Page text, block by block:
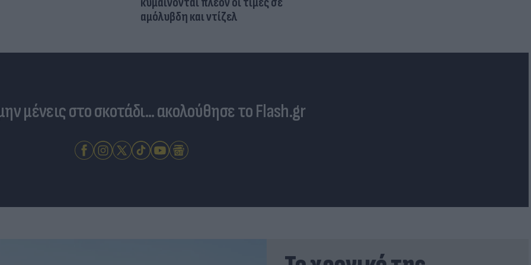
αμόλυβδη και ντίζελ
μένεις στο σκοτάδι... ακολούθησε το Flash.gr